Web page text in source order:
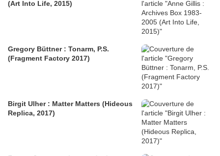
(Art Into Life, 2015)
Gregory Büttner : Tonarm, P.S.
(Fragment Factory 2017)
Birgit Ulher : Matter Matters (Hideous
Replica, 2017)